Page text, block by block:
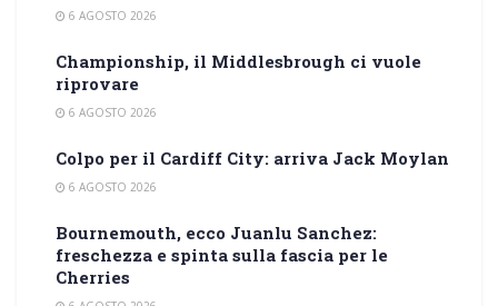
6 AGOSTO 2026
Championship, il Middlesbrough ci vuole
riprovare
6 AGOSTO 2026
Colpo per il Cardiff City: arriva Jack Moylan
6 AGOSTO 2026
Bournemouth, ecco Juanlu Sanchez:
freschezza e spinta sulla fascia per le
Cherries